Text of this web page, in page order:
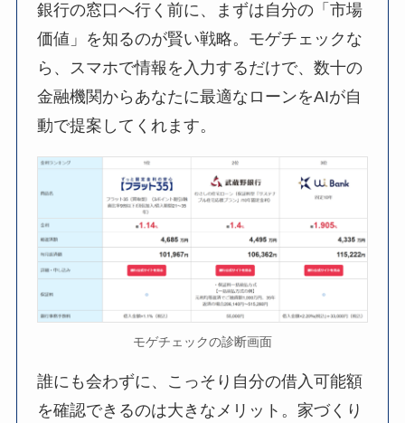
銀行の窓口へ行く前に、まずは自分の「市場
価値」を知るのが賢い戦略。モゲチェックな
ら、スマホで情報を入力するだけで、数十の
金融機関からあなたに最適なローンをAIが自
動で提案してくれます。
モゲチェックの診断画面
誰にも会わずに、こっそり自分の借入可能額
を確認できるのは大きなメリット。家づくり